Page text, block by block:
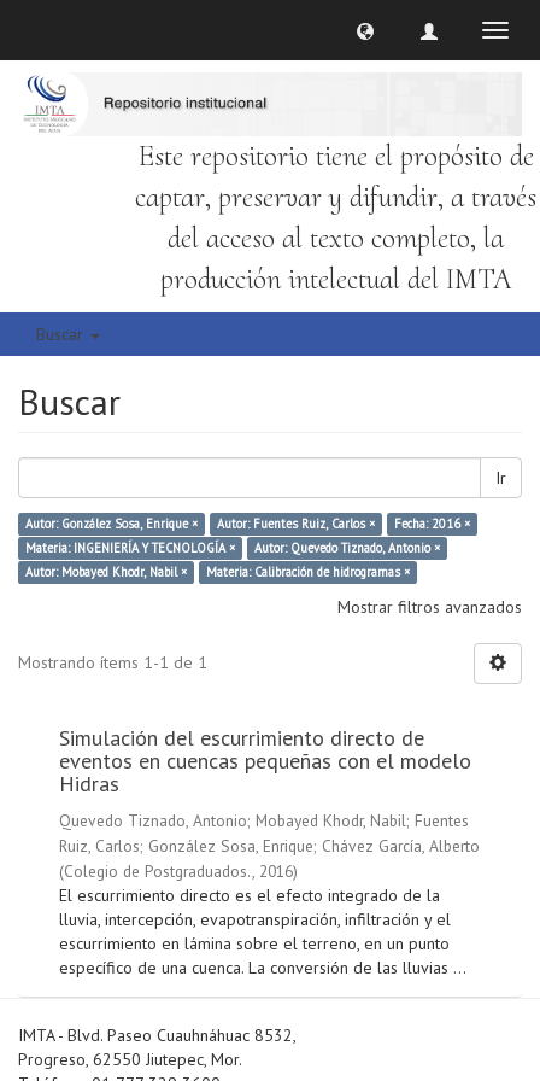
Este repositorio tiene el propósito de
captar, preservar y difundir, a través
del acceso al texto completo, la
producción intelectual del IMTA
Buscar
Buscar
Ir
Autor: González Sosa, Enrique × Autor: Fuentes Ruiz, Carlos ×
Fecha: 2016 ×
Materia: INGENIERÍA Y TECNOLOGÍA ×
Autor: Quevedo Tiznado, Antonio ×
Autor: Mobayed Khodr, Nabil ×
Materia: Calibración de hidrogramas ×
Mostrar filtros avanzados
Mostrando ítems 1-1 de 1
Simulación del escurrimiento directo de
eventos en cuencas pequeñas con el modelo
Hidras
Quevedo Tiznado, Antonio; Mobayed Khodr, Nabil; Fuentes
Ruiz, Carlos; González Sosa, Enrique; Chávez García, Alberto
(Colegio de Postgraduados., 2016)
El escurrimiento directo es el efecto integrado de la
lluvia, intercepción, evapotranspiración, infiltración y el
escurrimiento en lámina sobre el terreno, en un punto
específico de una cuenca. La conversión de las lluvias ...
IMTA - Blvd. Paseo Cuauhnáhuac 8532,
Progreso, 62550 Jiutepec, Mor.